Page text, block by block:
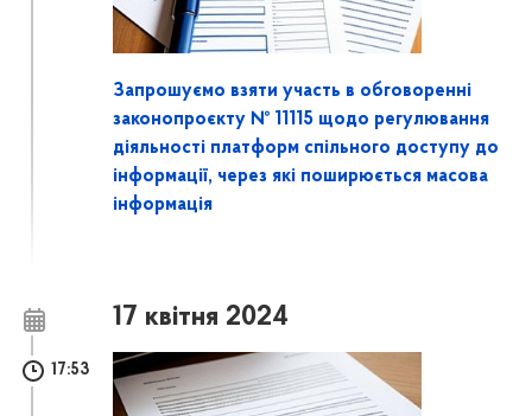
Запрошуємо взяти участь в обговоренні
законопроєкту № 11115 щодо регулювання
діяльності платформ спільного доступу до
інформації, через які поширюється масова
інформація
17 квітня 2024
17:53